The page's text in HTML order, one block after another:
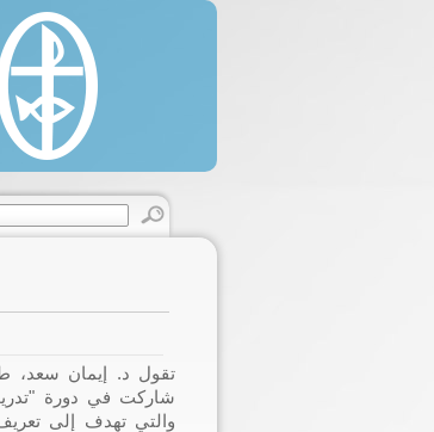
تقول د. إيمان سعد،
شاركت في دورة
Said Al'as Street, Rimal.
/ 2822595.